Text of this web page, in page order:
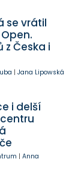
se vrátil
z Česka i
| Jana Lipowská
i delší
| Anna